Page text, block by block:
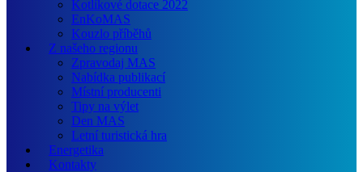
Kotlíkové dotace 2022
EnKoMAS
Kouzlo příběhů
Z našeho regionu
Zpravodaj MAS
Nabídka publikací
Místní producenti
Tipy na výlet
Den MAS
Letní turistická hra
Energetika
Kontakty